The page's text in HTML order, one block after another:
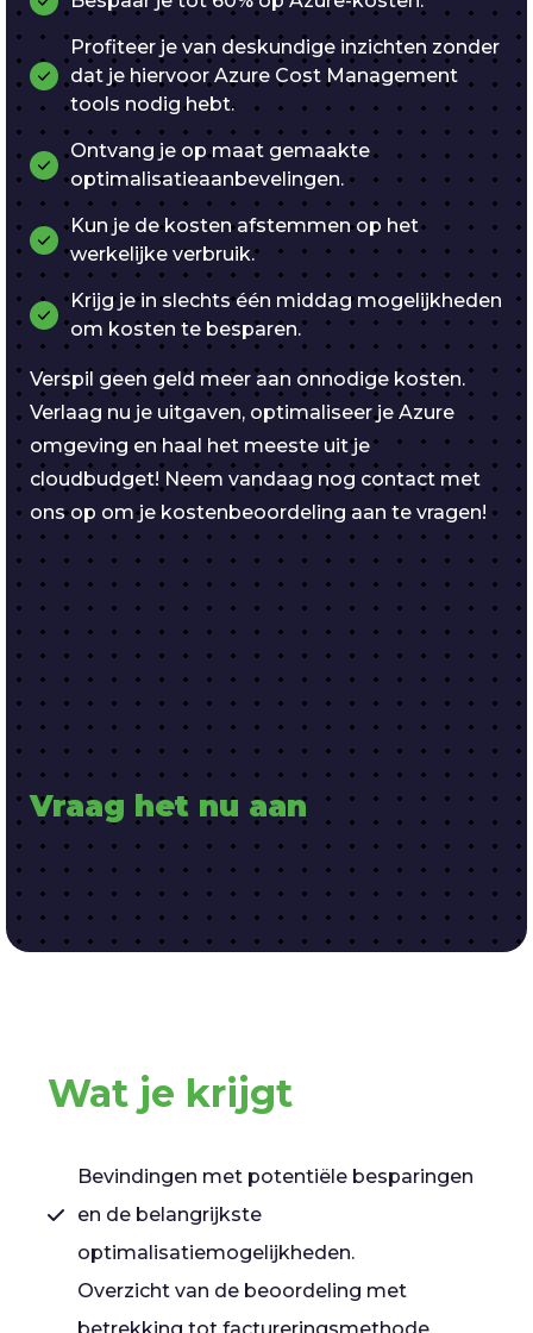
Profiteer je van deskundige inzichten zonder
dat je hiervoor Azure Cost Management
tools nodig hebt.
Ontvang je op maat gemaakte
optimalisatieaanbevelingen.
Kun je de kosten afstemmen op het
werkelijke verbruik.
Krijg je in slechts één middag mogelijkheden
om kosten te besparen.
Verspil geen geld meer aan onnodige kosten.
Verlaag nu je uitgaven, optimaliseer je Azure
omgeving en haal het meeste uit je
cloudbudget! Neem vandaag nog contact met
ons op om je kostenbeoordeling aan te vragen!
Vraag het nu aan
Wat je krijgt
Bevindingen met potentiële besparingen
en de belangrijkste
optimalisatiemogelijkheden.
Overzicht van de beoordeling met